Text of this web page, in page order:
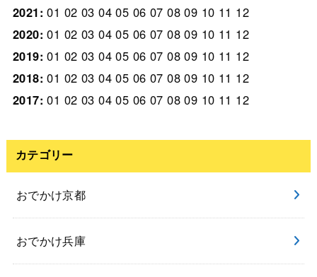
2021:01 02 03 04 05 06 07 08 09 10 11 12
2020:01 02 03 04 05 06 07 08 09 10 11 12
2019:01 02 03 04 05 06 07 08 09 10 11 12
2018:01 02 03 04 05 06 07 08 09 10 11 12
2017:01 02 03 04 05 06 07 08 09 10 11 12
カテゴリー
おでかけ京都
おでかけ兵庫